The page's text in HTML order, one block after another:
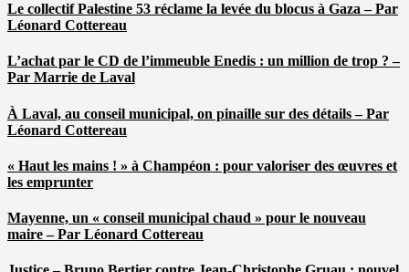
Le collectif Palestine 53 réclame la levée du blocus à Gaza – Par
Léonard Cottereau
L’achat par le CD de l’immeuble Enedis : un million de trop ? –
Par Marrie de Laval
À Laval, au conseil municipal, on pinaille sur des détails – Par
Léonard Cottereau
« Haut les mains ! » à Champéon : pour valoriser des œuvres et
les emprunter
Mayenne, un « conseil municipal chaud » pour le nouveau
maire – Par Léonard Cottereau